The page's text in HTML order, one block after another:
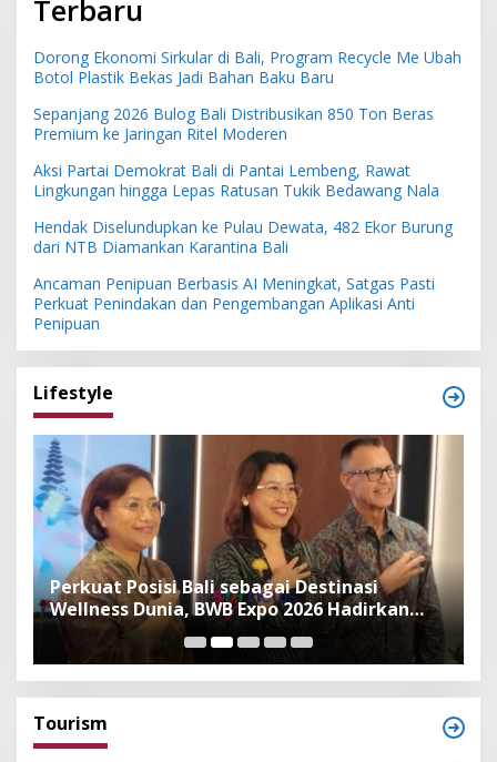
Terbaru
Dorong Ekonomi Sirkular di Bali, Program Recycle Me Ubah
Botol Plastik Bekas Jadi Bahan Baku Baru
Sepanjang 2026 Bulog Bali Distribusikan 850 Ton Beras
Premium ke Jaringan Ritel Moderen
Aksi Partai Demokrat Bali di Pantai Lembeng, Rawat
Lingkungan hingga Lepas Ratusan Tukik Bedawang Nala
Hendak Diselundupkan ke Pulau Dewata, 482 Ekor Burung
dari NTB Diamankan Karantina Bali
Ancaman Penipuan Berbasis AI Meningkat, Satgas Pasti
Perkuat Penindakan dan Pengembangan Aplikasi Anti
Penipuan
Lifestyle
Perkuat Posisi Bali sebagai Destinasi
Wellness Dunia, BWB Expo 2026 Hadirkan
Exhibitor Nasional dan Global
Tourism